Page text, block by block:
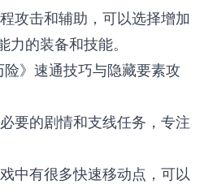
攻击和辅助，可以选择增加
的装备和技能。
险》速通技巧与隐藏要素攻
要的剧情和支线任务，专注
中有很多快速移动点，可以